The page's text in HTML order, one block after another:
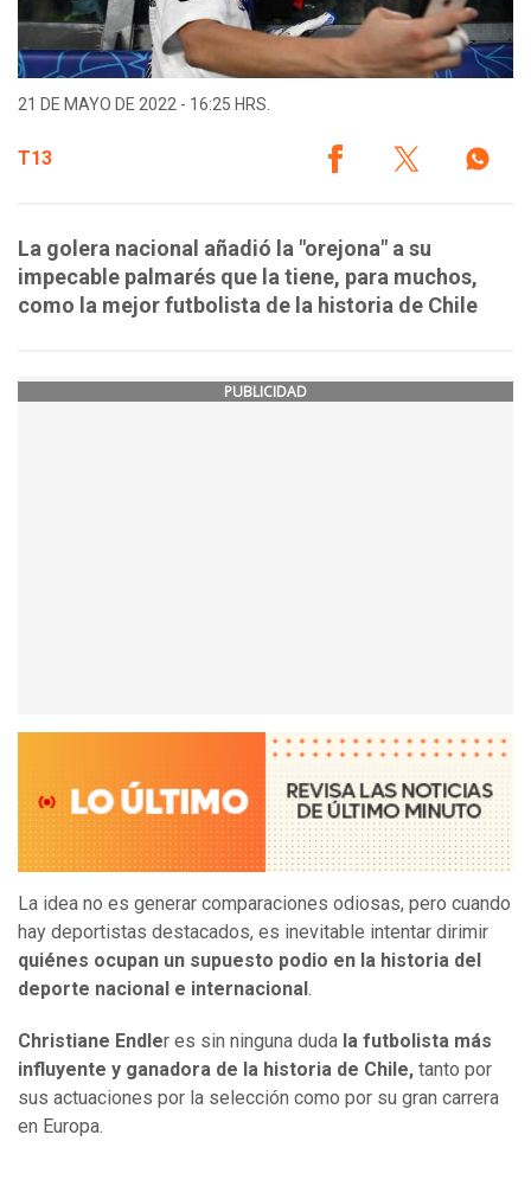
21 DE MAYO DE 2022 - 16:25 HRS.
T13
La golera nacional añadió la "orejona" a su
impecable palmarés que la tiene, para muchos,
como la mejor futbolista de la historia de Chile
PUBLICIDAD
La idea no es generar comparaciones odiosas, pero cuando
hay deportistas destacados, es inevitable intentar dirimir
quiénes ocupan un supuesto podio en la historia del
deporte nacional e internacional .
Christiane Endler es sin ninguna duda la futbolista más
influyente y ganadora de la historia de Chile, tanto por
sus actuaciones por la selección como por su gran carrera
en Europa.